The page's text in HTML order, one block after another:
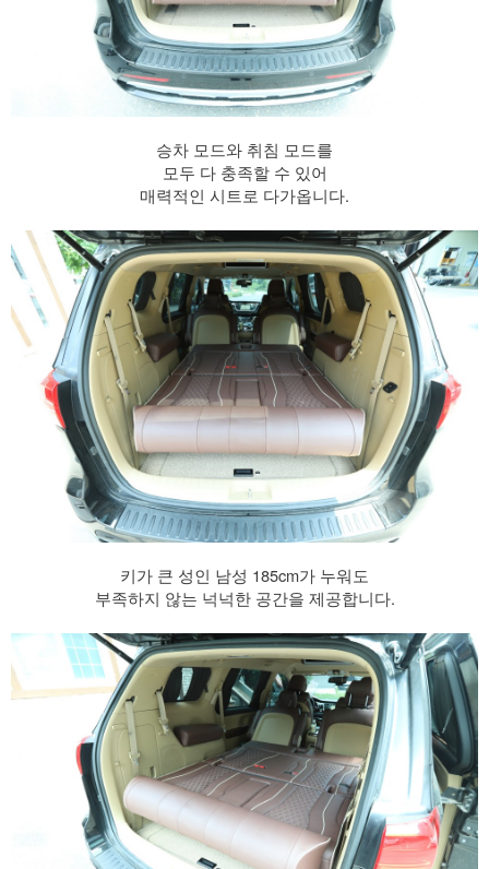
승차 모드와 취침 모드를
모두 다 충족할 수 있어
매력적인 시트로 다가옵니다.
키가 큰 성인 남성 185cm가 누워도
부족하지 않는 넉넉한 공간을 제공합니다.